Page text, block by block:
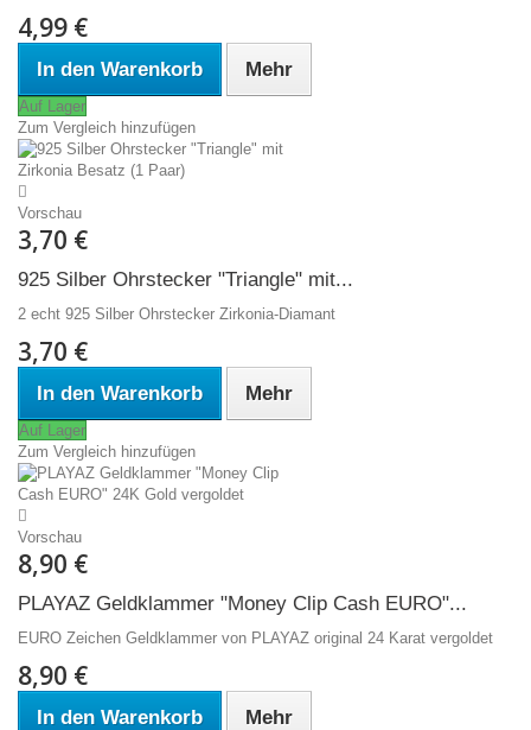
4,99 €
In den Warenkorb Mehr
Auf Lager
Zum Vergleich hinzufügen
Vorschau
3,70 €
925 Silber Ohrstecker "Triangle" mit...
2 echt 925 Silber Ohrstecker Zirkonia-Diamant
3,70 €
In den Warenkorb Mehr
Auf Lager
Zum Vergleich hinzufügen
Vorschau
8,90 €
PLAYAZ Geldklammer "Money Clip Cash EURO"...
EURO Zeichen Geldklammer von PLAYAZ original 24 Karat vergoldet
8,90 €
In den Warenkorb Mehr